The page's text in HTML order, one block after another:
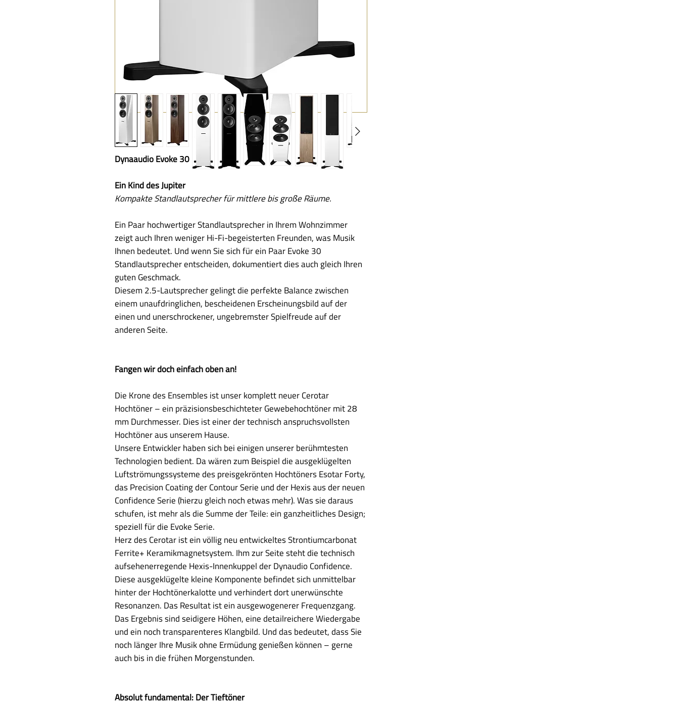
Dynaaudio Evoke 30 | Paar
Ein Kind des Jupiter
Kompakte Standlautsprecher für mittlere bis große Räume.
Ein Paar hochwertiger Standlautsprecher in Ihrem Wohnzimmer
zeigt auch Ihren weniger Hi-Fi-begeisterten Freunden, was Musik
Ihnen bedeutet. Und wenn Sie sich für ein Paar Evoke 30
Standlautsprecher entscheiden, dokumentiert dies auch gleich Ihren
guten Geschmack.
Diesem 2.5-Lautsprecher gelingt die perfekte Balance zwischen
einem unaufdringlichen, bescheidenen Erscheinungsbild auf der
einen und unerschrockener, ungebremster Spielfreude auf der
anderen Seite.
Fangen wir doch einfach oben an!
Die Krone des Ensembles ist unser komplett neuer Cerotar
Hochtöner – ein präzisionsbeschichteter Gewebehochtöner mit 28
mm Durchmesser. Dies ist einer der technisch anspruchsvollsten
Hochtöner aus unserem Hause.
Unsere Entwickler haben sich bei einigen unserer berühmtesten
Technologien bedient. Da wären zum Beispiel die ausgeklügelten
Luftströmungssysteme des preisgekrönten Hochtöners Esotar Forty,
das Precision Coating der Contour Serie und der Hexis aus der neuen
Confidence Serie (hierzu gleich noch etwas mehr). Was sie daraus
schufen, ist mehr als die Summe der Teile: ein ganzheitliches Design;
speziell für die Evoke Serie.
Herz des Cerotar ist ein völlig neu entwickeltes Strontiumcarbonat
Ferrite+ Keramikmagnetsystem. Ihm zur Seite steht die technisch
aufsehenerregende Hexis-Innenkuppel der Dynaudio Confidence.
Diese ausgeklügelte kleine Komponente befindet sich unmittelbar
hinter der Hochtönerkalotte und verhindert dort unerwünschte
Resonanzen. Das Resultat ist ein ausgewogenerer Frequenzgang.
Das Ergebnis sind seidigere Höhen, eine detailreichere Wiedergabe
und ein noch transparenteres Klangbild. Und das bedeutet, dass Sie
noch länger Ihre Musik ohne Ermüdung genießen können – gerne
auch bis in die frühen Morgenstunden.
Absolut fundamental: Der Tieftöner